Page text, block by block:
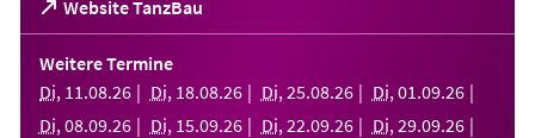
Website TanzBau
(Öffnet
in
einem
neuen
Tab)
Weitere Termine
Di, 11 .08.26 Di, 18.08.26 Di, 25.08.26 Di, 01 .09.26
Di, 08.09.26 Di, 15.09.26 Di, 22.09.26 Di, 29.09.26